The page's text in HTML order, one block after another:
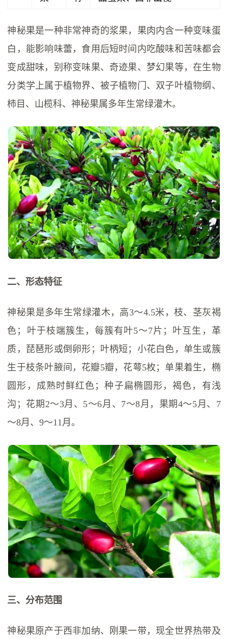
神秘果是一种非常神奇的浆果，果肉内含一种变味蛋
白，能影响味蕾，食用后短时间内吃酸味和苦味都会
变成甜味，别称变味果、奇迹果、梦幻果等，在生物
分类学上属于植物界、被子植物门、双子叶植物纲、
柿目、山榄科、神秘果属多年生常绿灌木。
二、形态特征
神秘果是多年生常绿灌木，高3～4.5米，枝、茎灰褐
色；叶于枝端簇生，每簇有叶5～7片；叶互生，革
质，琵琶形或倒卵形；叶柄短；小花白色，单生或簇
生于枝条叶腋间，花瓣5瓣，花萼5枚；单果着生，椭
圆形，成熟时鲜红色；种子扁椭圆形，褐色，有浅
沟；花期2～3月、5～6月、7～8月，果期4～5月、7
～8月、9～11月。
三、分布范围
神秘果原产于西非加纳、刚果一带，现全世界热带及